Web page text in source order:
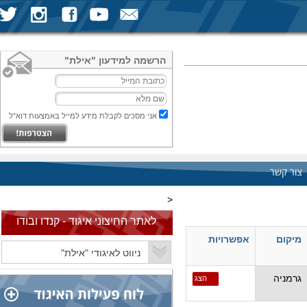
הרשמה למידעון "אילת"
אני מסכים לקבלת מידע למייל באמצעות דוא"ל
צור קשר
מיקום אפשרויות
גרמניה הצג
<
לאתר החיצוני איגוד - קנדו ובודו